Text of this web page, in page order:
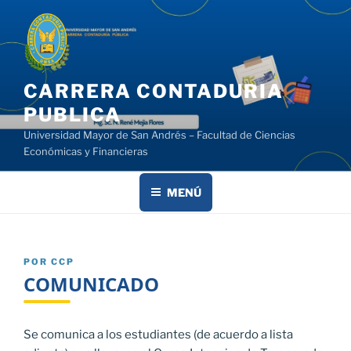
contenido
CARRERA CONTADURIA
PUBLICA
Universidad Mayor de San Andrés – Facultad de Ciencias
Económicas y Financieras
MENÚ
PUBLICADO
POR CCP
COMUNICADO
Se comunica a los estudiantes (de acuerdo a lista